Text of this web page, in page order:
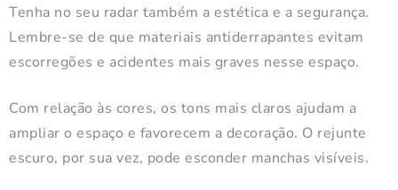
Tenha no seu radar também a estética e a segurança.
Lembre-se de que materiais antiderrapantes evitam
escorregões e acidentes mais graves nesse espaço.
Com relação às cores, os tons mais claros ajudam a
ampliar o espaço e favorecem a decoração. O rejunte
escuro, por sua vez, pode esconder manchas visíveis.